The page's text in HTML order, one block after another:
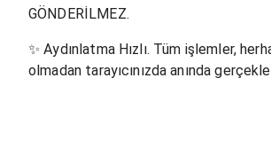
GÖNDERİLMEZ.
✨Aydınlatma Hızlı. Tüm işlemler,
olmadan tarayıcınızda anında